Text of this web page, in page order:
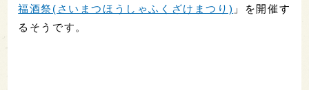
福酒祭(さいまつほうしゃふくざけまつり) 」を開催す
るそうです。